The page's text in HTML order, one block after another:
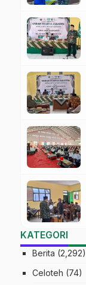
KATEGORI
Berita (2,292)
Celoteh (74)